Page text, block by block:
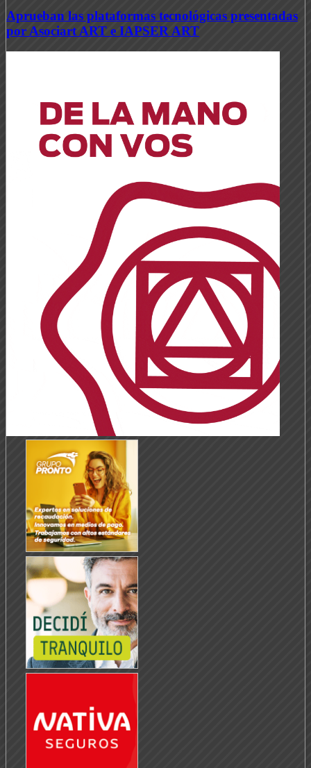
Aprueban las plataformas tecnológicas presentadas
por Asociart ART e IAPSER ART